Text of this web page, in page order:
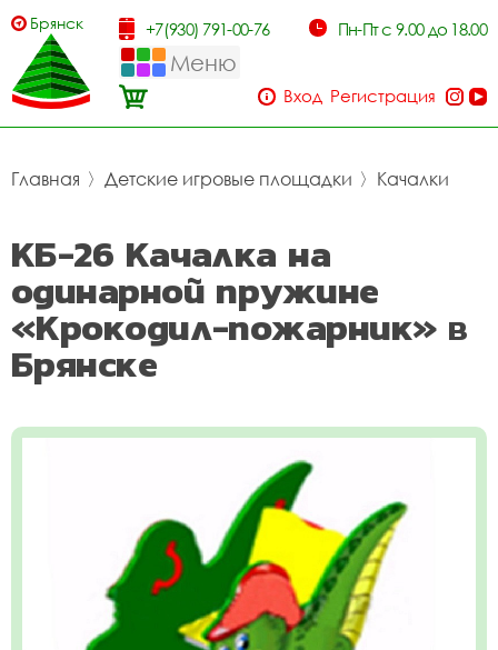
Брянск +7(930) 791-00-76 Пн-Пт с 9.00 до 18.00
Меню
Вход Регистрация
Главная 〉 Детские игровые площадки 〉 Качалки
КБ-26 Качалка на
одинарной пружине
«Крокодил-пожарник» в
Брянске